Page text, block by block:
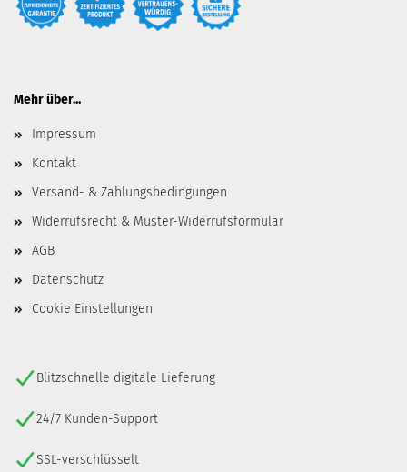
Mehr über...
Impressum
Kontakt
Versand- & Zahlungsbedingungen
Widerrufsrecht & Muster-Widerrufsformular
AGB
Datenschutz
Cookie Einstellungen
Blitzschnelle digitale Lieferung
24/7 Kunden-Support
SSL-verschlüsselt